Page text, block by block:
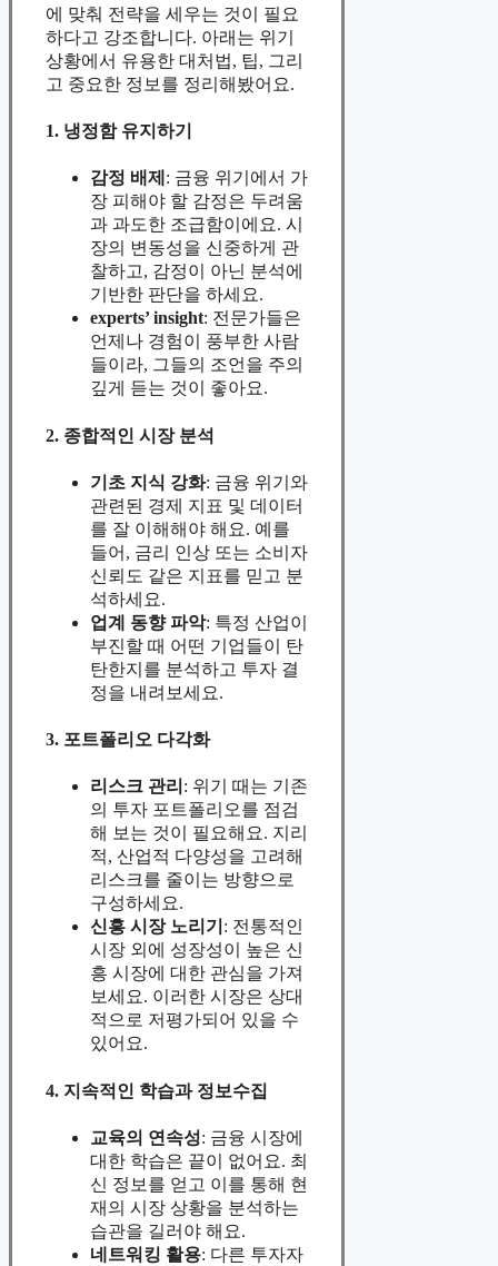
에 맞춰 전략을 세우는 것이 필요
하다고 강조합니다. 아래는 위기
상황에서 유용한 대처법, 팁, 그리
고 중요한 정보를 정리해봤어요.
1. 냉정함 유지하기
감정 배제 : 금융 위기에서 가
장 피해야 할 감정은 두려움
과 과도한 조급함이에요. 시
장의 변동성을 신중하게 관
찰하고, 감정이 아닌 분석에
기반한 판단을 하세요.
experts’ insight: 전문가들은
언제나 경험이 풍부한 사람
들이라, 그들의 조언을 주의
깊게 듣는 것이 좋아요.
2. 종합적인 시장 분석
기초 지식 강화: 금융 위기와
관련된 경제 지표 및 데이터
를 잘 이해해야 해요. 예를
들어, 금리 인상 또는 소비자
신뢰도 같은 지표를 믿고 분
석하세요.
업계 동향 파악: 특정 산업이
부진할 때 어떤 기업들이 탄
탄한지를 분석하고 투자 결
정을 내려보세요.
3. 포트폴리오 다각화
리스크 관리 : 위기 때는 기존
의 투자 포트폴리오를 점검
해 보는 것이 필요해요. 지리
적, 산업적 다양성을 고려해
리스크를 줄이는 방향으로
구성하세요.
신흥 시장 노리기 : 전통적인
시장 외에 성장성이 높은 신
흥 시장에 대한 관심을 가져
보세요. 이러한 시장은 상대
적으로 저평가되어 있을 수
있어요.
4. 지속적인 학습과 정보수집
교육의 연속성: 금융 시장에
대한 학습은 끝이 없어요. 최
신 정보를 얻고 이를 통해 현
재의 시장 상황을 분석하는
습관을 길러야 해요.
네트워킹 활용: 다른 투자자